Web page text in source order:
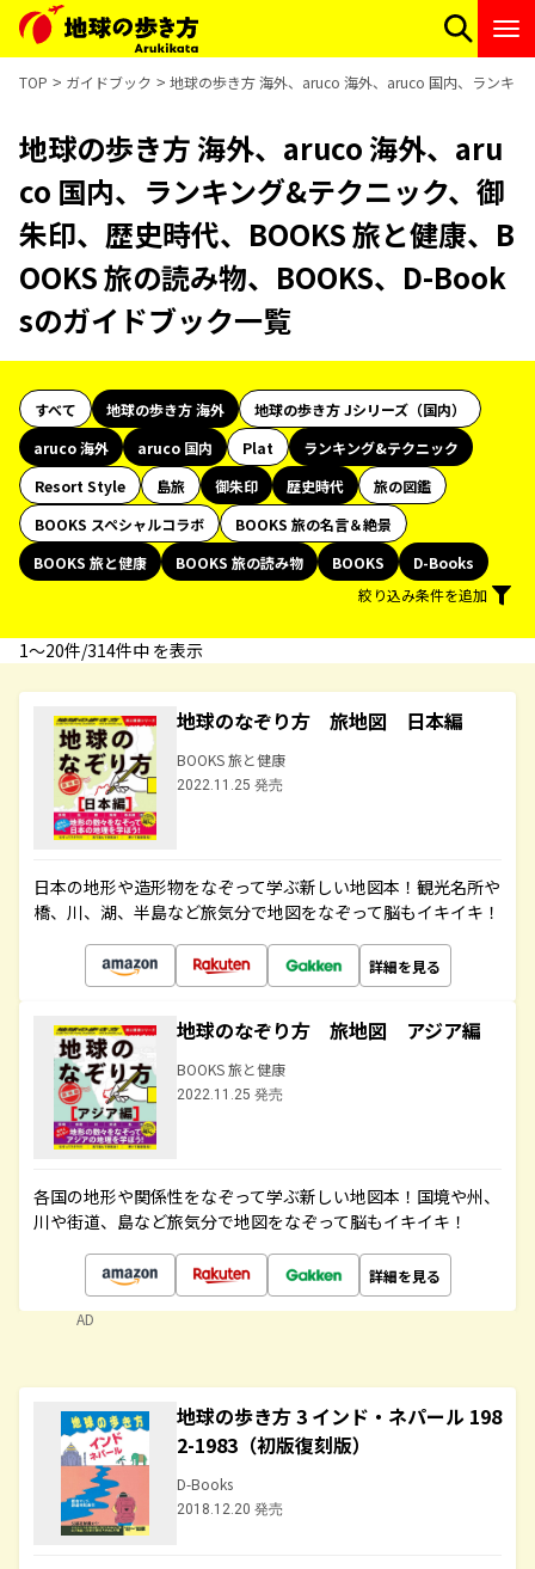
TOP ガイドブック 地球の歩き方 海外、aruco 海外、aruco 国内、ランキ
地球の歩き方 海外、aruco 海外、aru
co 国内、ランキング&テクニック、御
朱印、歴史時代、BOOKS 旅と健康、B
OOKS 旅の読み物、BOOKS、D-Book
sのガイドブック一覧
すべて 地球の歩き方 海外
地球の歩き方 Jシリーズ（国内）
aruco 海外
aruco 国内 Plat
ランキング&テクニック
Resort Style
島旅 御朱印 歴史時代
旅の図鑑
BOOKS スペシャルコラボ
BOOKS 旅の名言＆絶景
BOOKS 旅と健康
BOOKS 旅の読み物 BOOKS
D-Books
絞り込み条件を追加
1〜20件/314件中 を表示
地球のなぞり方 旅地図 日本編
BOOKS 旅と健康
2022.11.25 発売
日本の地形や造形物をなぞって学ぶ新しい地図本！観光名所や
橋、川、湖、半島など旅気分で地図をなぞって脳もイキイキ！
詳細を見る
地球のなぞり方 旅地図 アジア編
BOOKS 旅と健康
2022.11.25 発売
各国の地形や関係性をなぞって学ぶ新しい地図本！国境や州、
川や街道、島など旅気分で地図をなぞって脳もイキイキ！
詳細を見る
AD
地球の歩き方 3 インド・ネパール 198
2-1983（初版復刻版）
D-Books
2018.12.20 発売